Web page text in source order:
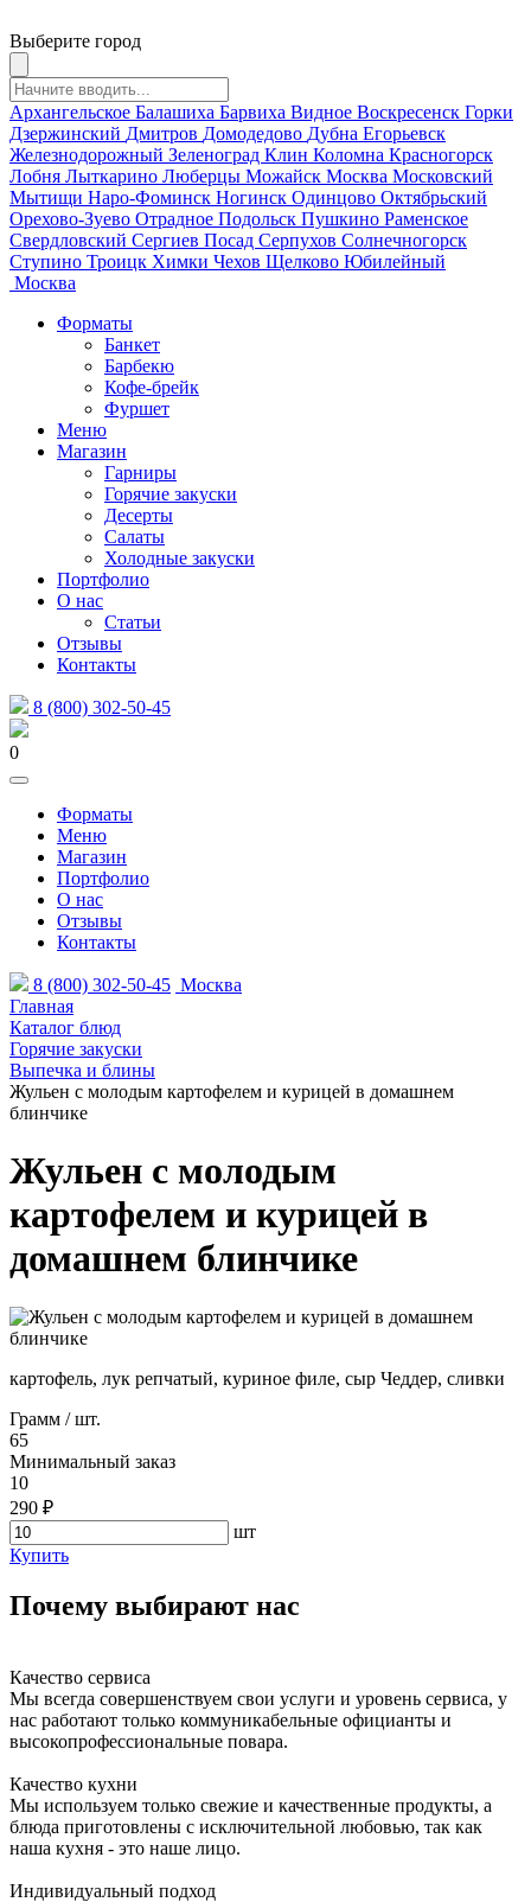
Выберите город
Архангельское Балашиха Барвиха Видное Воскресенск Горки
Дзержинский Дмитров Домодедово Дубна Егорьевск
Железнодорожный Зеленоград Клин Коломна Красногорск
Лобня Лыткарино Люберцы Можайск Москва Московский
Мытищи Наро-Фоминск Ногинск Одинцово Октябрьский
Орехово-Зуево Отрадное Подольск Пушкино Раменское
Свердловский Сергиев Посад Серпухов Солнечногорск
Ступино Троицк Химки Чехов Щелково Юбилейный
Москва
Форматы
Банкет
Барбекю
Кофе-брейк
Фуршет
Меню
Магазин
Гарниры
Горячие закуски
Десерты
Салаты
Холодные закуски
Портфолио
О нас
Статьи
Отзывы
Контакты
8 (800) 302-50-45
0
Форматы
Меню
Магазин
Портфолио
О нас
Отзывы
Контакты
8 (800) 302-50-45 Москва
Главная
Каталог блюд
Горячие закуски
Выпечка и блины
Жульен с молодым картофелем и курицей в домашнем
блинчике
Жульен с молодым
картофелем и курицей в
домашнем блинчике
картофель, лук репчатый, куриное филе, сыр Чеддер, сливки
Грамм / шт.
65
Минимальный заказ
10
290 ₽
шт
Купить
Почему выбирают нас
Качество сервиса
Мы всегда совершенствуем свои услуги и уровень сервиса, у
нас работают только коммуникабельные официанты и
высокопрофессиональные повара.
Качество кухни
Мы используем только свежие и качественные продукты, а
блюда приготовлены с исключительной любовью, так как
наша кухня - это наше лицо.
Индивидуальный подход